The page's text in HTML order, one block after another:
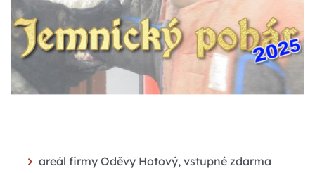
areál firmy Oděvy Hotový, vstupné zdarma